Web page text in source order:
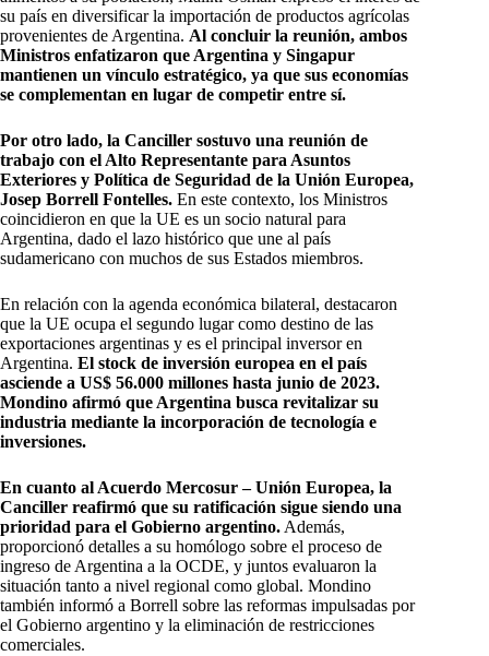
su país en diversificar la importación de productos agrícolas
provenientes de Argentina. Al concluir la reunión, ambos
Ministros enfatizaron que Argentina y Singapur
mantienen un vínculo estratégico, ya que sus economías
se complementan en lugar de competir entre sí.
Por otro lado, la Canciller sostuvo una reunión de
trabajo con el Alto Representante para Asuntos
Exteriores y Política de Seguridad de la Unión Europea,
Josep Borrell Fontelles. En este contexto, los Ministros
coincidieron en que la UE es un socio natural para
Argentina, dado el lazo histórico que une al país
sudamericano con muchos de sus Estados miembros.
En relación con la agenda económica bilateral, destacaron
que la UE ocupa el segundo lugar como destino de las
exportaciones argentinas y es el principal inversor en
Argentina. El stock de inversión europea en el país
asciende a US$ 56.000 millones hasta junio de 2023.
Mondino afirmó que Argentina busca revitalizar su
industria mediante la incorporación de tecnología e
inversiones.
En cuanto al Acuerdo Mercosur – Unión Europea, la
Canciller reafirmó que su ratificación sigue siendo una
prioridad para el Gobierno argentino. Además,
proporcionó detalles a su homólogo sobre el proceso de
ingreso de Argentina a la OCDE, y juntos evaluaron la
situación tanto a nivel regional como global. Mondino
también informó a Borrell sobre las reformas impulsadas por
el Gobierno argentino y la eliminación de restricciones
comerciales.